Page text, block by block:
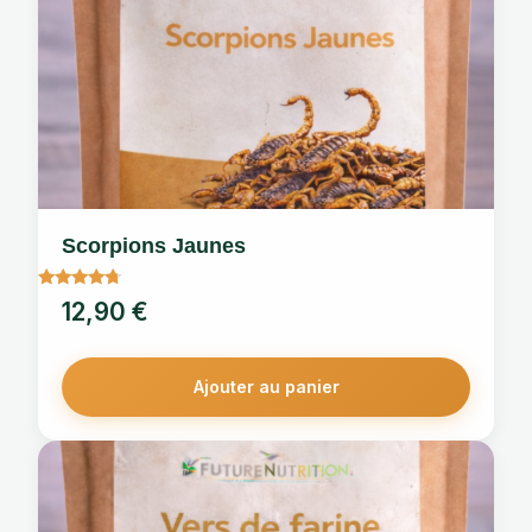
Scorpions Jaunes
Note12,90 €
Ajouter au panier